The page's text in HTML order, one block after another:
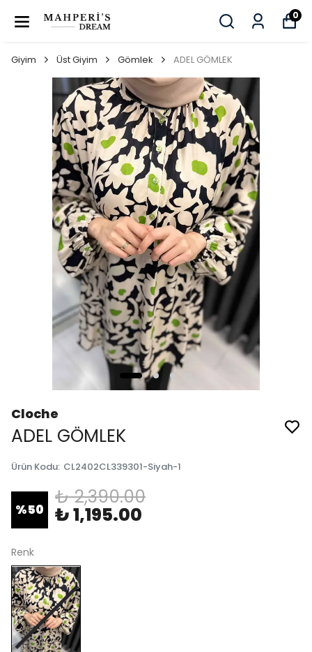
0
Giyim Üst Giyim Gömlek ADEL GÖMLEK
Cloche
ADEL GÖMLEK
Ürün Kodu: CL2402CL339301-Siyah-1
%50
₺ 2,390.00
₺ 1,195.00
Renk